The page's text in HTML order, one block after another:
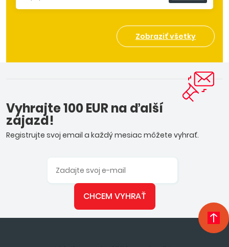
Zobraziť všetky
Vyhrajte 100 EUR na ďalší
zájazd!
Registrujte svoj email a každý mesiac môžete vyhrať.
CHCEM VYHRAŤ